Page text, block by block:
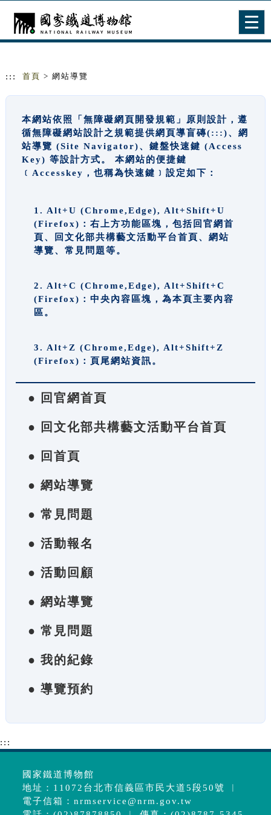
::: 首頁 > 網站導覽
本網站依照「無障礙網頁開發規範」原則設計，遵
循無障礙網站設計之規範提供網頁導盲磚(:::)、網
站導覽 (Site Navigator)、鍵盤快速鍵 (Access
Key) 等設計方式。 本網站的便捷鍵
﹝Accesskey，也稱為快速鍵﹞設定如下：
1. Alt+U (Chrome,Edge), Alt+Shift+U
(Firefox)：右上方功能區塊，包括回官網首
頁、回文化部共構藝文活動平台首頁、網站
導覽、常見問題等。
2. Alt+C (Chrome,Edge), Alt+Shift+C
(Firefox)：中央內容區塊，為本頁主要內容
區。
3. Alt+Z (Chrome,Edge), Alt+Shift+Z
(Firefox)：頁尾網站資訊。
● 回官網首頁
● 回文化部共構藝文活動平台首頁
● 回首頁
● 網站導覽
● 常見問題
● 活動報名
● 活動回顧
● 網站導覽
● 常見問題
● 我的紀錄
● 導覽預約
:::
國家鐵道博物館
地址：11072台北市信義區市民大道5段50號 ︱
電子信箱：nrmservice@nrm.gov.tw